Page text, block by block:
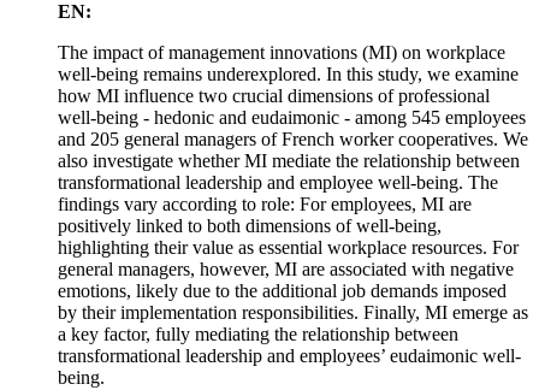
EN:
The impact of management innovations (MI) on workplace
well-being remains underexplored. In this study, we examine
how MI influence two crucial dimensions of professional
well-being - hedonic and eudaimonic - among 545 employees
and 205 general managers of French worker cooperatives. We
also investigate whether MI mediate the relationship between
transformational leadership and employee well-being. The
findings vary according to role: For employees, MI are
positively linked to both dimensions of well-being,
highlighting their value as essential workplace resources. For
general managers, however, MI are associated with negative
emotions, likely due to the additional job demands imposed
by their implementation responsibilities. Finally, MI emerge as
a key factor, fully mediating the relationship between
transformational leadership and employees’ eudaimonic well-
being.